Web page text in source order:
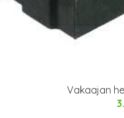
Vakaajan